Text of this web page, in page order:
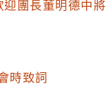
團長董明德中將
時致詞